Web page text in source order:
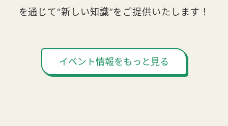
を通じて“新しい知識”をご提供いたします！
イベント情報をもっと見る